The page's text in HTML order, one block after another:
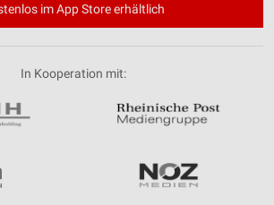
im App Store erhältlich
In Kooperation mit: